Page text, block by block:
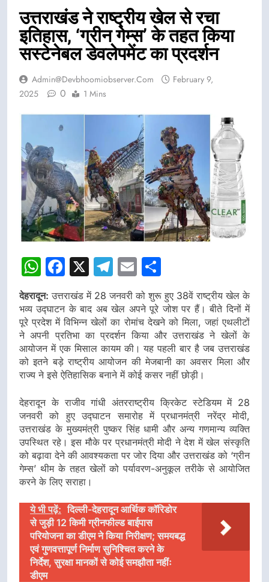
उत्तराखंड ने राष्ट्रीय खेल से रचा
इतिहास, ‘ग्रीन गेम्स’ के तहत किया
सस्टेनेबल डेवलेपमेंट का प्रदर्शन
Admin@devbhoomiobserver.com
February 9,
2025
0 1 Mins
WhatsApp
Facebook
X Telegram
Email
देहरादून: उत्तराखंड में 28 जनवरी को शुरू हुए 38वें राष्ट्रीय खेल के
भव्य उद्घाटन के बाद अब खेल अपने पूरे जोश पर हैं। बीते दिनों में
पूरे प्रदेश में विभिन्न खेलों का रोमांच देखने को मिला, जहां एथलीटों
ने अपनी प्रतिभा का प्रदर्शन किया और उत्तराखंड ने खेलों के
आयोजन में एक मिसाल कायम की। यह पहली बार है जब उत्तराखंड
को इतने बड़े राष्ट्रीय आयोजन की मेजबानी का अवसर मिला और
राज्य ने इसे ऐतिहासिक बनाने में कोई कसर नहीं छोड़ी।
देहरादून के राजीव गांधी अंतरराष्ट्रीय क्रिकेट स्टेडियम में 28
जनवरी को हुए उद्घाटन समारोह में प्रधानमंत्री नरेंद्र मोदी,
उत्तराखंड के मुख्यमंत्री पुष्कर सिंह धामी और अन्य गणमान्य व्यक्ति
उपस्थित रहे। इस मौके पर प्रधानमंत्री मोदी ने देश में खेल संस्कृति
को बढ़ावा देने की आवश्यकता पर जोर दिया और उत्तराखंड को ‘ग्रीन
गेम्स’ थीम के तहत खेलों को पर्यावरण-अनुकूल तरीके से आयोजित
करने के लिए सराहा।
ये भी पढ़ें: दिल्ली-देहरादून आर्थिक कॉरिडोर
से जुड़ी 12 किमी ग्रीनफील्ड बाईपास
परियोजना का डीएम ने किया निरीक्षण; समयबद्ध
एवं गुणवत्तापूर्ण निर्माण सुनिश्चित करने के
निर्देश, सुरक्षा मानकों से कोई समझौता नहींः
डीएम